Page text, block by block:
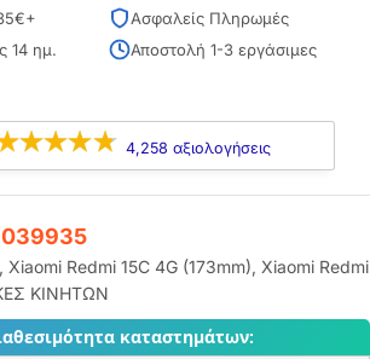
Ασφαλείς Πληρωμές
14 ημ.
Αποστολή 1-3 εργάσιμες
4,258 αξιολογήσεις
039935
, Xiaomi Redmi 15C 4G (173mm), Xiaomi Redmi
ΚΙΝΗΤΩΝ
καταστημάτων: